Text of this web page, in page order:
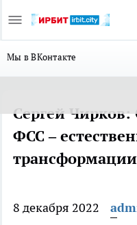
Мы в ВКонтакте
Сергей
ФСС –
8 декабря 2022